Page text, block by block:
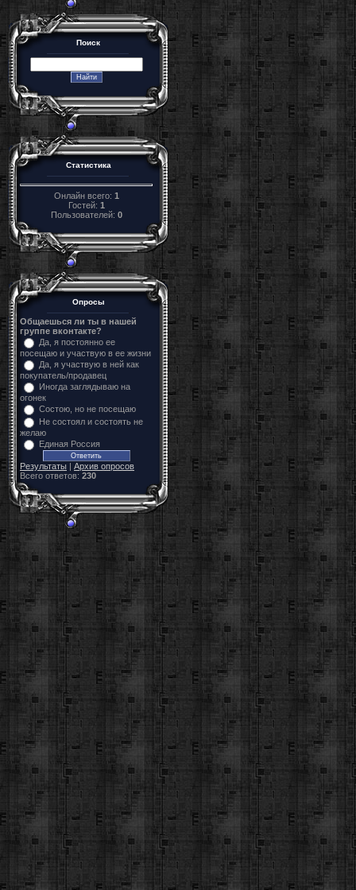
Поиск
Статистика
Онлайн всего: 1
Гостей: 1
Пользователей: 0
Опросы
Общаешься ли ты в нашей
группе вконтакте?
Да, я постоянно ее
посещаю и участвую в ее жизни
Да, я участвую в ней как
покупатель/продавец
Иногда заглядываю на
огонек
Состою, но не посещаю
Не состоял и состоять не
желаю
Единая Россия
Результаты | Архив опросов
Всего ответов: 230